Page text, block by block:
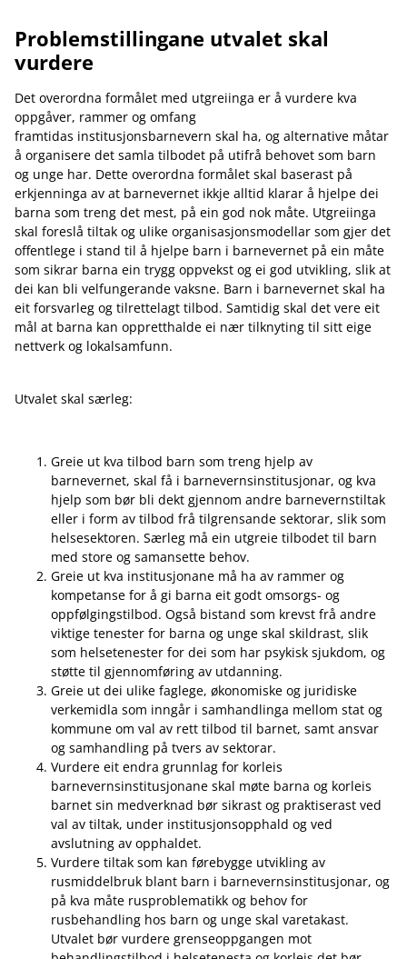
Problemstillingane utvalet skal
vurdere
Det overordna formålet med utgreiinga er å vurdere kva
oppgåver, rammer og omfang
framtidas institusjonsbarnevern skal ha, og alternative måtar
å organisere det samla tilbodet på utifrå behovet som barn
og unge har. Dette overordna formålet skal baserast på
erkjenninga av at barnevernet ikkje alltid klarar å hjelpe dei
barna som treng det mest, på ein god nok måte. Utgreiinga
skal foreslå tiltak og ulike organisasjonsmodellar som gjer det
offentlege i stand til å hjelpe barn i barnevernet på ein måte
som sikrar barna ein trygg oppvekst og ei god utvikling, slik at
dei kan bli velfungerande vaksne. Barn i barnevernet skal ha
eit forsvarleg og tilrettelagt tilbod. Samtidig skal det vere eit
mål at barna kan oppretthalde ei nær tilknyting til sitt eige
nettverk og lokalsamfunn.
Utvalet skal særleg:
Greie ut kva tilbod barn som treng hjelp av
barnevernet, skal få i barnevernsinstitusjonar, og kva
hjelp som bør bli dekt gjennom andre barnevernstiltak
eller i form av tilbod frå tilgrensande sektorar, slik som
helsesektoren. Særleg må ein utgreie tilbodet til barn
med store og samansette behov.
Greie ut kva institusjonane må ha av rammer og
kompetanse for å gi barna eit godt omsorgs- og
oppfølgingstilbod. Også bistand som krevst frå andre
viktige tenester for barna og unge skal skildrast, slik
som helsetenester for dei som har psykisk sjukdom, og
støtte til gjennomføring av utdanning.
Greie ut dei ulike faglege, økonomiske og juridiske
verkemidla som inngår i samhandlinga mellom stat og
kommune om val av rett tilbod til barnet, samt ansvar
og samhandling på tvers av sektorar.
Vurdere eit endra grunnlag for korleis
barnevernsinstitusjonane skal møte barna og korleis
barnet sin medverknad bør sikrast og praktiserast ved
val av tiltak, under institusjonsopphald og ved
avslutning av opphaldet.
Vurdere tiltak som kan førebygge utvikling av
rusmiddelbruk blant barn i barnevernsinstitusjonar, og
på kva måte rusproblematikk og behov for
rusbehandling hos barn og unge skal varetakast.
Utvalet bør vurdere grenseoppgangen mot